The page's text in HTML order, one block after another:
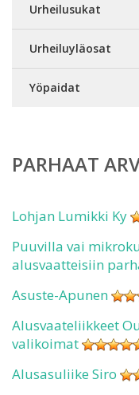
Urheilusukat
Urheiluyläosat
Yöpaidat
PARHAAT
Lohjan Lumikki Ky
Puuvilla vai
alusvaatteisiin
Asuste-Apunen
Alusvaateliikkeet
valikoimat
Alusasuliike Siro